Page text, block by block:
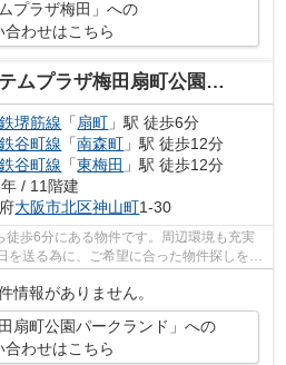
ムプラザ梅田」への
合わせはこちら
プラザ梅田扇町公園パークランド
堺筋線 「 扇町 」駅 徒歩6分
谷町線 「南森町 」駅 徒歩12分
谷町線 「東梅田 」駅 徒歩12分
/ 11階建
大阪市北区神山町1-30
歩6分にある物件です。周辺環境も充実
を送る為に、ご希望に合った物件探しを当
情報がありません。
扇町公園パークランド」への
合わせはこちら